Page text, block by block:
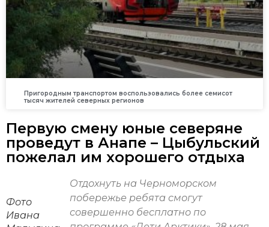
Пригородным транспортом воспользовались более семисот
тысяч жителей северных регионов
Первую смену юные северяне
проведут в Анапе – Цыбульский
пожелал им хорошего отдыха
Фото
Ивана
Отдохнуть на Черноморском
побережье ребята смогут
совершенно бесплатно по